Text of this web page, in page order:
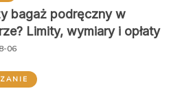
bagaż podręczny w
Limity, wymiary i opłaty
06